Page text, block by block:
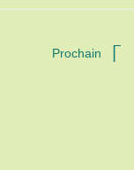
Prochain